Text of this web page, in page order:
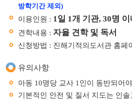
방학기간 제외)
이용인원 : 1일 1개 기관, 30명 이
견학내용 : 자율 견학 및 독서
신청방법 : 진해기적의도서관 홈페
유의사항
아동 10명당 교사 1인이 동반되어
기본적인 안전 및 질서 지도는 인